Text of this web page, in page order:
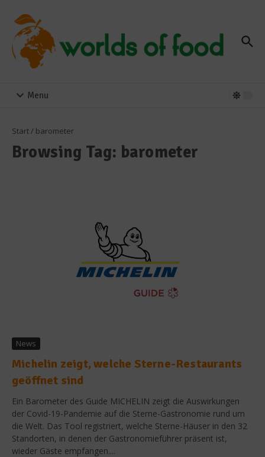
Menu
Start/ barometer
Browsing Tag: barometer
News
Michelin zeigt, welche Sterne-Restaurants
geöffnet sind
Ein Barometer des Guide MICHELIN zeigt die Auswirkungen
der Covid-19-Pandemie auf die Sterne-Gastronomie rund um
die Welt. Das Tool registriert, welche Sterne-Häuser in den 32
Standorten, in denen der Gastronomieführer präsent ist,
wieder Gäste empfangen....